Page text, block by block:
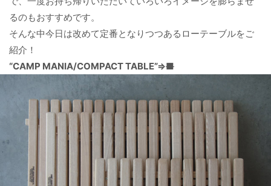
るのもおすすめです。
そんな中今日は改めて定番となりつつあるローテーブルをご
紹介！
“CAMP MANIA/COMPACT TABLE”⇒■